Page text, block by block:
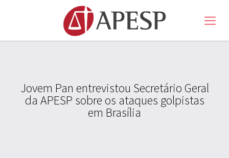
Jovem Pan entrevistou Secretário Geral
da APESP sobre os ataques golpistas
em Brasília